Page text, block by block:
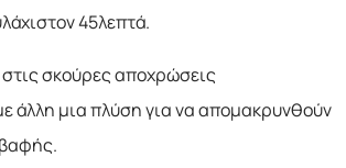
45λεπτά.
σκούρες αποχρώσεις
άλλη μια πλύση για να απομακρυνθούν